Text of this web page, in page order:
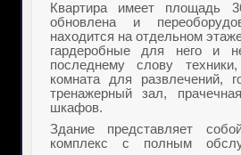
Квартира имеет площадь
обновлена и
находится на отдельном
гардеробные для него и
последнему слову
комната для развлечений,
тренажерный зал,
шкафов.
Здание представляет
комплекс с полным